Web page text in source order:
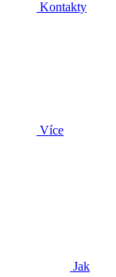
Kontakty
Více
Jak